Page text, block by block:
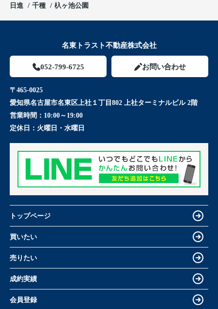
日進
千種 杁ヶ池公園
名東トラスト不動産株式会社
052-799-6725 お問い合わせ
〒465-0025
愛知県名古屋市名東区上社１丁目802 上社ターミナルビル 2階
営業時間： 10:00～19:00
定休日： 火曜日・水曜日
トップページ
買いたい
売りたい
成約実績
会員登録